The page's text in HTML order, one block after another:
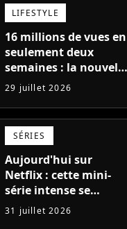
LIFESTYLE
16 millions de vues en
seulement deux
semaines : la nouvelle
série Netflix idéale
pour les fans de
Yellowstone
29 juillet 2026
SÉRIES
Aujourd'hui sur
Netflix : cette mini-
série intense se
regarde en une seule
après-midi
31 juillet 2026